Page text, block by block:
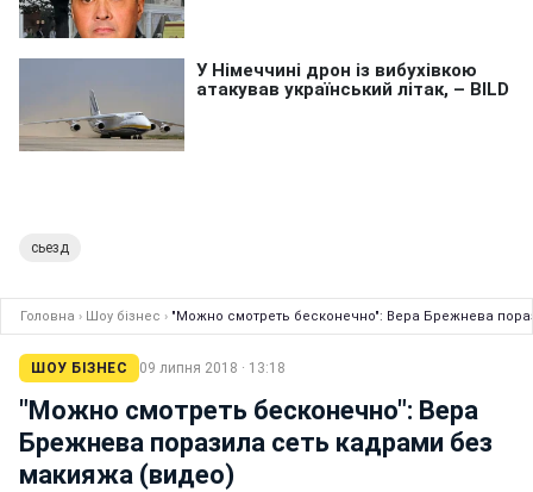
сьезд
Головна › Шоу бізнес › "Можно смотреть бесконечно": Вера Брежнева
ШОУ БІЗНЕС 09 липня 2018 · 13:18
"Можно смотреть бесконечно": Вера
Брежнева поразила сеть кадрами без
макияжа (видео)